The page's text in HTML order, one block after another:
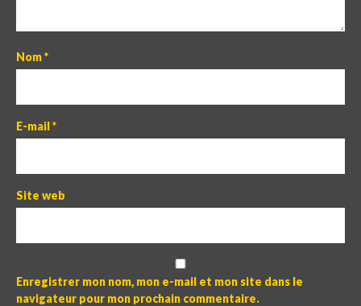
Nom*
E-mail*
Site web
Enregistrer mon nom, mon e-mail et mon site dans le
navigateur pour mon prochain commentaire.